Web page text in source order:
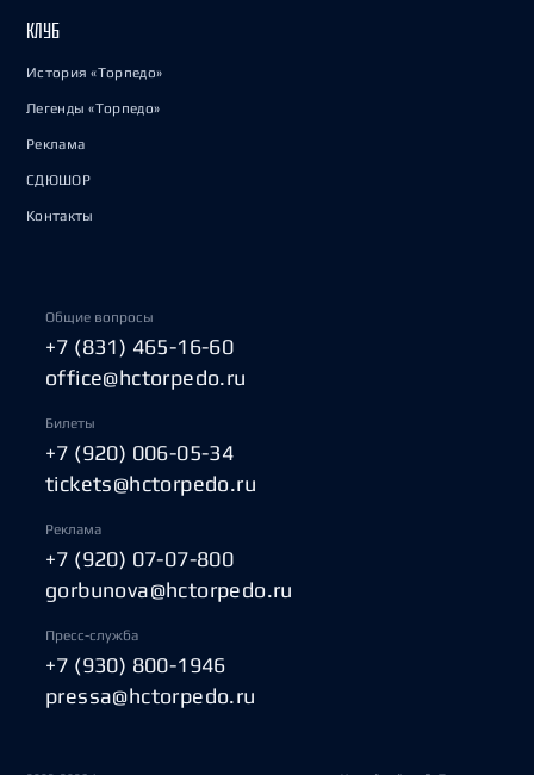
КЛУБ
История «Торпедо»
Легенды «Торпедо»
Реклама
СДЮШОР
Контакты
Общие вопросы
+7 (831) 465-16-60
office@hctorpedo.ru
Билеты
+7 (920) 006-05-34
tickets@hctorpedo.ru
Реклама
+7 (920) 07-07-800
gorbunova@hctorpedo.ru
Пресс-служба
+7 (930) 800-1946
pressa@hctorpedo.ru